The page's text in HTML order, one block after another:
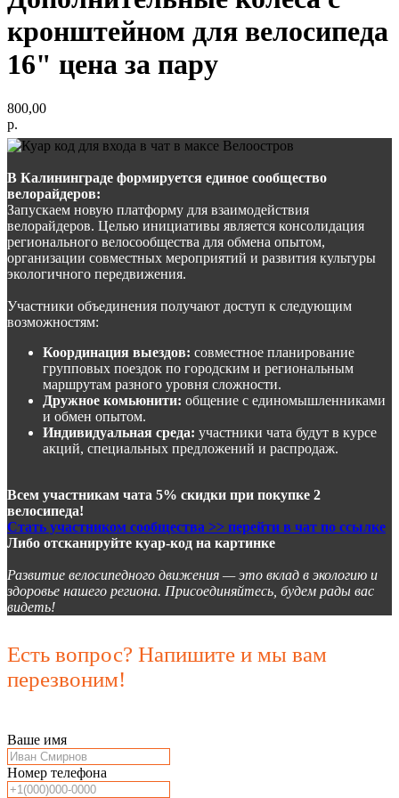
кронштейном для велосипеда
16" цена за пару
800,00
р.
В Калининграде формируется единое сообщество
велорайдеров:
Запускаем новую платформу для взаимодействия
велорайдеров. Целью инициативы является консолидация
регионального велосообщества для обмена опытом,
организации совместных мероприятий и развития культуры
экологичного передвижения.
Участники объединения получают доступ к следующим
возможностям:
Координация выездов: совместное планирование
групповых поездок по городским и региональным
маршрутам разного уровня сложности.
Дружное комьюнити: общение с единомышленниками
и обмен опытом.
Индивидуальная среда: участники чата будут в курсе
акций, специальных предложений и распродаж.
Всем участникам чата 5% скидки при покупке 2
велосипеда!
Стать участником сообщества >> перейти в чат по ссылке
Либо отсканируйте куар-код на картинке
Развитие велосипедного движения — это вклад в экологию и
здоровье нашего региона. Присоединяйтесь, будем рады вас
видеть!
Есть вопрос? Напишите и мы вам
перезвоним!
Ваше имя
Номер телефона